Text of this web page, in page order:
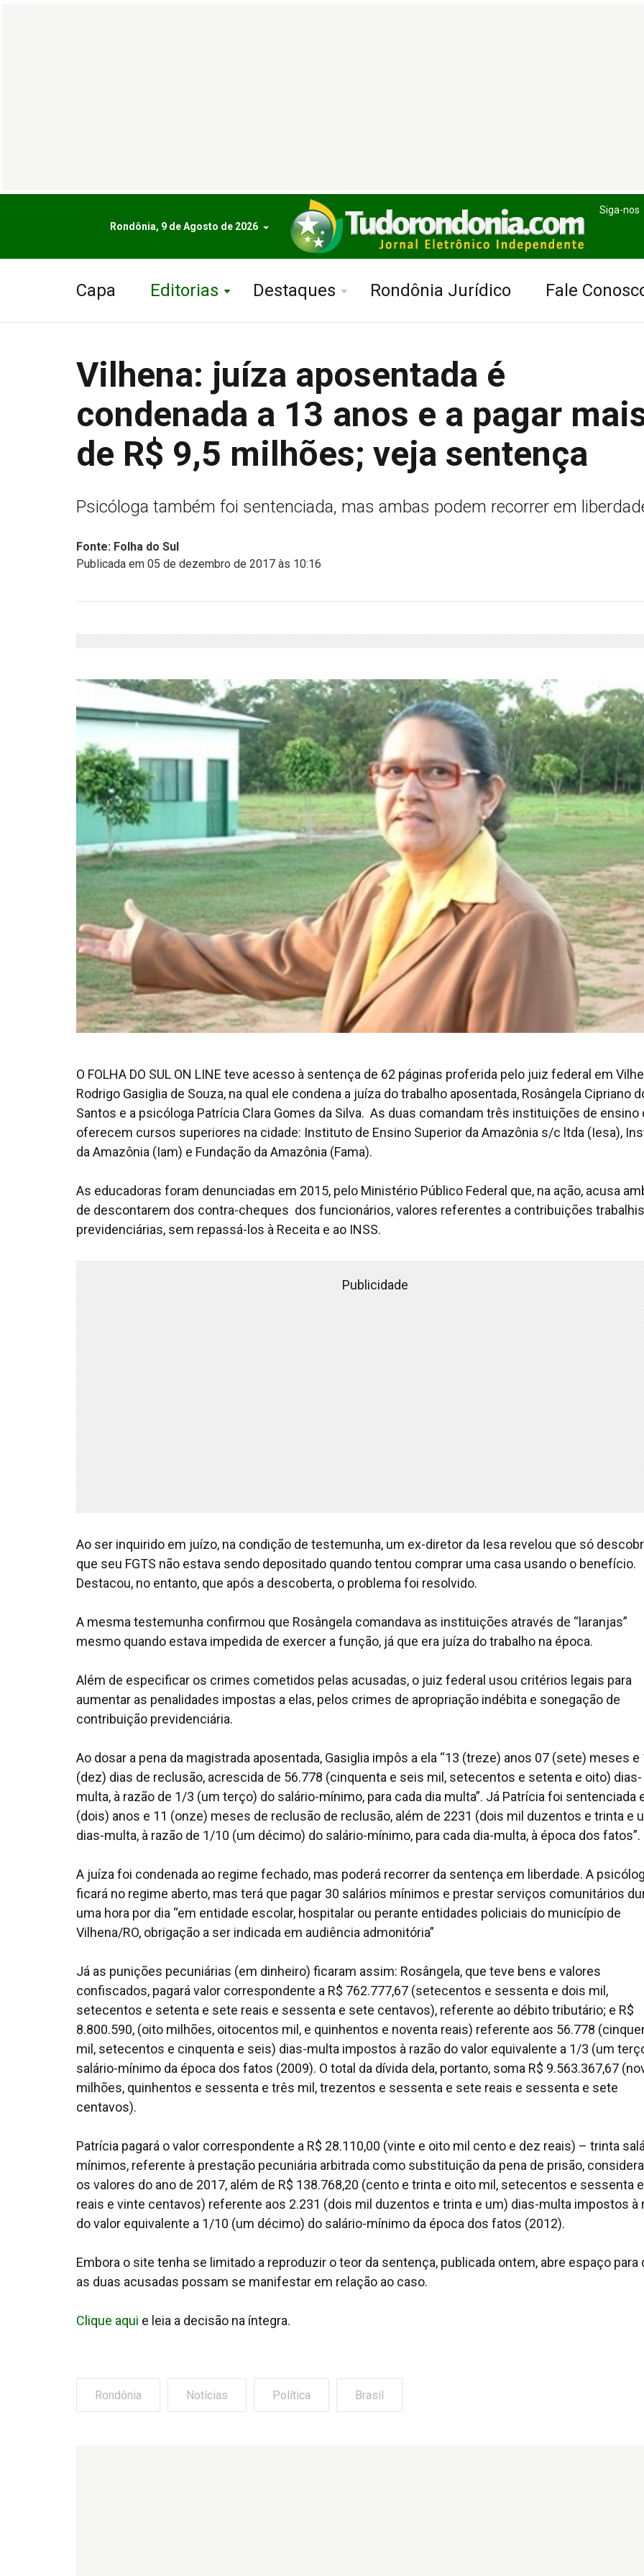
Rondônia, 9 de Agosto de 2026
Siga-nos
Capa Editorias Destaques Rondônia Jurídico Fale
Vilhena: juíza aposentada é
condenada a 13 anos e a pagar
de R$ 9,5 milhões; veja sentença
Psicóloga também foi sentenciada, mas ambas podem recorrer em
Fonte: Folha do Sul
Publicada em 05 de dezembro de 2017 às 10:16
O FOLHA DO SUL ON LINE teve acesso à sentença de 62 páginas proferida pelo juiz federal em
Rodrigo Gasiglia de Souza, na qual ele condena a juíza do trabalho aposentada, Rosângela Cipriano
Santos e a psicóloga Patrícia Clara Gomes da Silva. As duas comandam três instituições de ensino
oferecem cursos superiores na cidade: Instituto de Ensino Superior da Amazônia s/c ltda (Iesa),
da Amazônia (Iam) e Fundação da Amazônia (Fama).
As educadoras foram denunciadas em 2015, pelo Ministério Público Federal que, na ação, acusa
de descontarem dos contra-cheques dos funcionários, valores referentes a contribuições
previdenciárias, sem repassá-los à Receita e ao INSS.
Publicidade
Ao ser inquirido em juízo, na condição de testemunha, um ex-diretor da Iesa revelou que só
que seu FGTS não estava sendo depositado quando tentou comprar uma casa usando o benefício.
Destacou, no entanto, que após a descoberta, o problema foi resolvido.
A mesma testemunha confirmou que Rosângela comandava as instituições através de “laranjas”
mesmo quando estava impedida de exercer a função, já que era juíza do trabalho na época.
Além de especificar os crimes cometidos pelas acusadas, o juiz federal usou critérios legais para
aumentar as penalidades impostas a elas, pelos crimes de apropriação indébita e sonegação de
contribuição previdenciária.
Ao dosar a pena da magistrada aposentada, Gasiglia impôs a ela “13 (treze) anos 07 (sete) meses e
(dez) dias de reclusão, acrescida de 56.778 (cinquenta e seis mil, setecentos e setenta e oito) dias-
multa, à razão de 1/3 (um terço) do salário-mínimo, para cada dia multa”. Já Patrícia foi sentenciada
(dois) anos e 11 (onze) meses de reclusão de reclusão, além de 2231 (dois mil duzentos e trinta e
dias-multa, à razão de 1/10 (um décimo) do salário-mínimo, para cada dia-multa, à época dos fatos”.
A juíza foi condenada ao regime fechado, mas poderá recorrer da sentença em liberdade. A
ficará no regime aberto, mas terá que pagar 30 salários mínimos e prestar serviços comunitários
uma hora por dia “em entidade escolar, hospitalar ou perante entidades policiais do município de
Vilhena/RO, obrigação a ser indicada em audiência admonitória”
Já as punições pecuniárias (em dinheiro) ficaram assim: Rosângela, que teve bens e valores
confiscados, pagará valor correspondente a R$ 762.777,67 (setecentos e sessenta e dois mil,
setecentos e setenta e sete reais e sessenta e sete centavos), referente ao débito tributário; e R$
8.800.590, (oito milhões, oitocentos mil, e quinhentos e noventa reais) referente aos 56.778
mil, setecentos e cinquenta e seis) dias-multa impostos à razão do valor equivalente a 1/3 (um
salário-mínimo da época dos fatos (2009). O total da dívida dela, portanto, soma R$ 9.563.367,67
milhões, quinhentos e sessenta e três mil, trezentos e sessenta e sete reais e sessenta e sete
centavos).
Patrícia pagará o valor correspondente a R$ 28.110,00 (vinte e oito mil cento e dez reais) – trinta
mínimos, referente à prestação pecuniária arbitrada como substituição da pena de prisão,
os valores do ano de 2017, além de R$ 138.768,20 (cento e trinta e oito mil, setecentos e sessenta
reais e vinte centavos) referente aos 2.231 (dois mil duzentos e trinta e um) dias-multa impostos à
do valor equivalente a 1/10 (um décimo) do salário-mínimo da época dos fatos (2012).
Embora o site tenha se limitado a reproduzir o teor da sentença, publicada ontem, abre espaço para
as duas acusadas possam se manifestar em relação ao caso.
Clique aqui e leia a decisão na íntegra.
Rondônia Notícias Política Brasil